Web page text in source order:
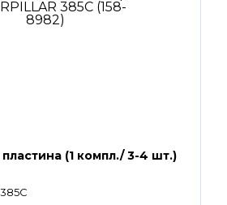
(1 компл./ 3-4 шт.)